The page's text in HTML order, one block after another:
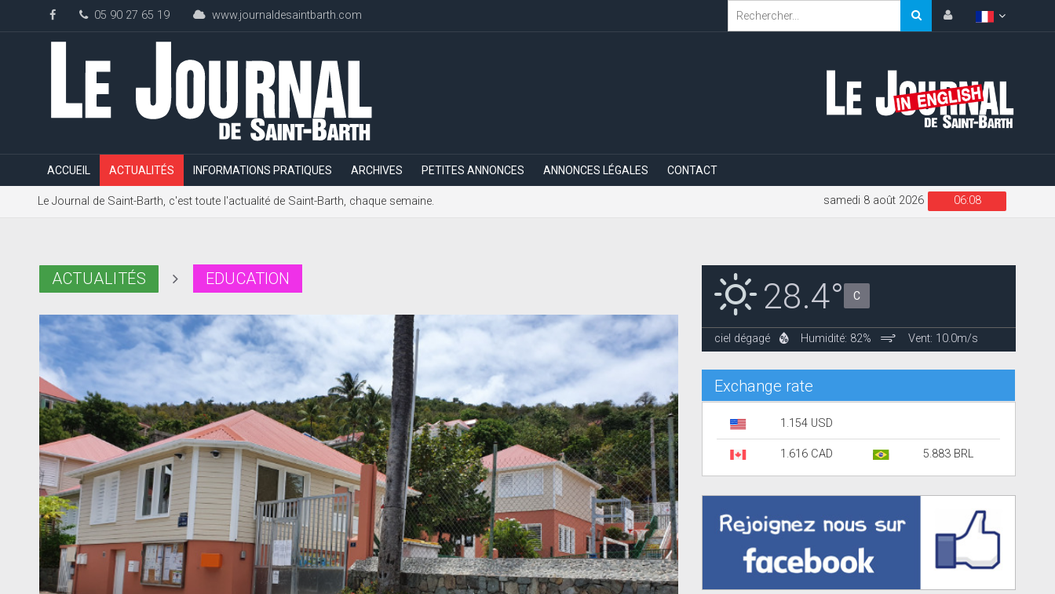
05 90 27 65 19 www.journaldesaintbarth.com
ACCUEIL ACTUALITÉS INFORMATIONS PRATIQUES ARCHIVES PETITES ANNONCES ANNONCES LÉGALES CONTACT
Le Journal de Saint-Barth, c'est toute l'actualité de Saint-Barth, chaque semaine. 06:08
samedi 8 août 2026
ACTUALITÉS EDUCATION 28.4° C
ciel dégagé Humidité: 82% Vent: 10.0m/s
Exchange rate
1.154 USD
1.616 CAD 5.883 BRL